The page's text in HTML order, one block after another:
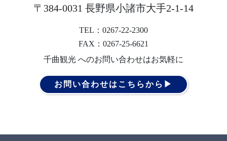
〒384-0031 長野県小諸市大手2-1-14
TEL：0267-22-2300
FAX：0267-25-6621
千曲観光 へのお問い合わせはお気軽に
お問い合わせはこちらから▶︎